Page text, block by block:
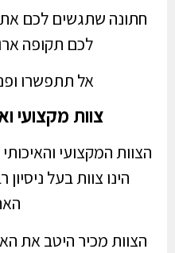
חתונה שתגשים לכם את
לכם תקופה
אל תתפשרו
צוות מקצועי
הצוות המקצועי
הינו צוות בעל
הצוות מכיר היטב את